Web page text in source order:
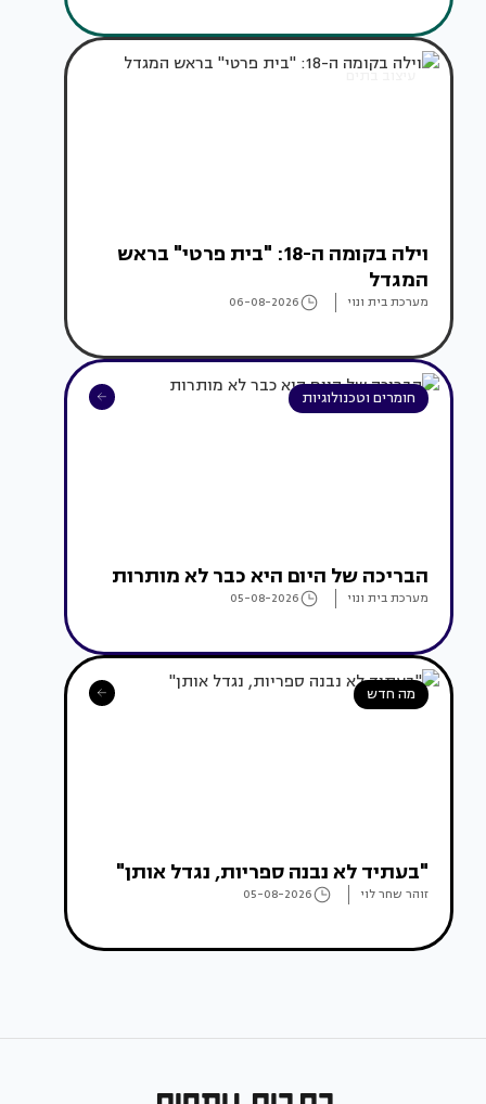
עיצוב בתים
וילה בקומה ה-18: "בית פרטי" בראש
המגדל
מערכת בית ונוי 06-08-2026
חומרים וטכנולוגיות
הבריכה של היום היא כבר לא מותרות
מערכת בית ונוי 05-08-2026
מה חדש
"בעתיד לא נבנה ספריות, נגדל אותן"
זוהר שחר לוי 05-08-2026